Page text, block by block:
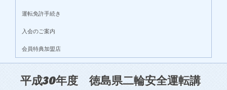
運転免許手続き
入会のご案内
会員特典加盟店
平成30年度 徳島県二輪安全運転講